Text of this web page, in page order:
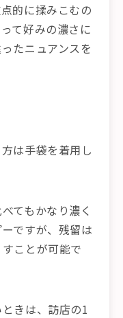
的に揉みこむの
て好みの濃さに
たニュアンスを
は手袋を着用し
てもかなり濃く
ですが、残留は
ことが可能で
きは、訪店の1